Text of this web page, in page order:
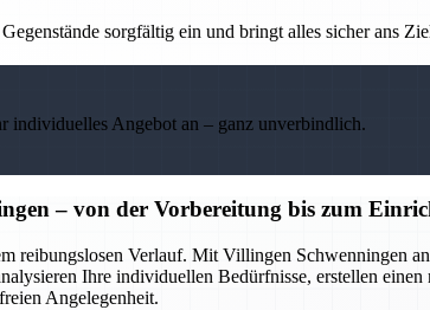
sorgfältig ein und bringt alles sicher ans
individuelles Angebot an – ganz unverbindlich.
– von der Vorbereitung bis zum
reibungslosen Verlauf. Mit Villingen Schwenningen
Ihre individuellen Bedürfnisse, erstellen
Angelegenheit.